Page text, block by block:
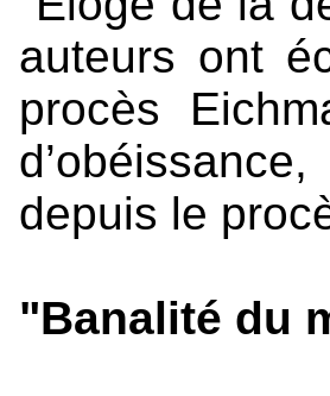
auteurs ont
procès
depuis le
"Banalité du